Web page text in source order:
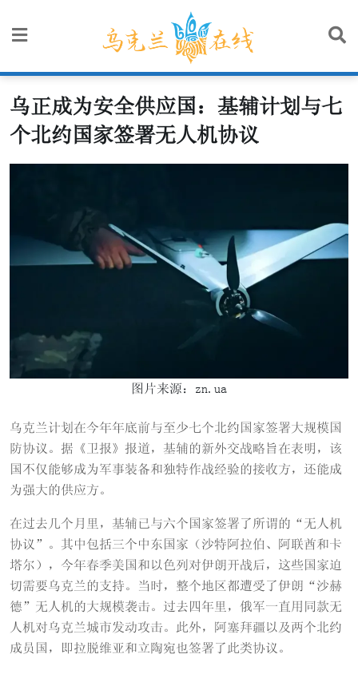
乌正成为安全供应国：基辅计划与七
个北约国家签署无人机协议
图片来源：zn.ua
乌克兰计划在今年年底前与至少七个北约国家签署大规模国
防协议。据《卫报》报道，基辅的新外交战略旨在表明，该
国不仅能够成为军事装备和独特作战经验的接收方，还能成
为强大的供应方。
在过去几个月里，基辅已与六个国家签署了所谓的“无人机
协议”。其中包括三个中东国家（沙特阿拉伯、阿联酋和卡
塔尔），今年春季美国和以色列对伊朗开战后，这些国家迫
切需要乌克兰的支持。当时，整个地区都遭受了伊朗“沙赫
德”无人机的大规模袭击。过去四年里，俄军一直用同款无
人机对乌克兰城市发动攻击。此外，阿塞拜疆以及两个北约
成员国，即拉脱维亚和立陶宛也签署了此类协议。